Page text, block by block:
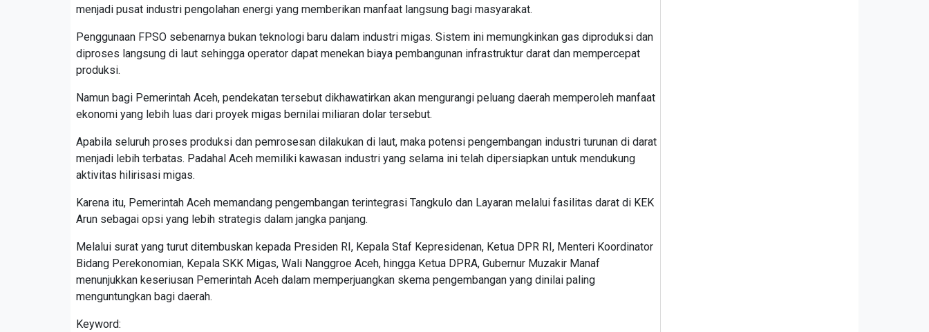
menjadi pusat industri pengolahan energi yang memberikan manfaat langsung bagi masyarakat.
Penggunaan FPSO sebenarnya bukan teknologi baru dalam industri migas. Sistem ini memungkinkan gas diproduksi dan
diproses langsung di laut sehingga operator dapat menekan biaya pembangunan infrastruktur darat dan mempercepat
produksi.
Namun bagi Pemerintah Aceh, pendekatan tersebut dikhawatirkan akan mengurangi peluang daerah memperoleh manfaat
ekonomi yang lebih luas dari proyek migas bernilai miliaran dolar tersebut.
Apabila seluruh proses produksi dan pemrosesan dilakukan di laut, maka potensi pengembangan industri turunan di darat
menjadi lebih terbatas. Padahal Aceh memiliki kawasan industri yang selama ini telah dipersiapkan untuk mendukung
aktivitas hilirisasi migas.
Karena itu, Pemerintah Aceh memandang pengembangan terintegrasi Tangkulo dan Layaran melalui fasilitas darat di KEK
Arun sebagai opsi yang lebih strategis dalam jangka panjang.
Melalui surat yang turut ditembuskan kepada Presiden RI, Kepala Staf Kepresidenan, Ketua DPR RI, Menteri Koordinator
Bidang Perekonomian, Kepala SKK Migas, Wali Nanggroe Aceh, hingga Ketua DPRA, Gubernur Muzakir Manaf
menunjukkan keseriusan Pemerintah Aceh dalam memperjuangkan skema pengembangan yang dinilai paling
menguntungkan bagi daerah.
Keyword: